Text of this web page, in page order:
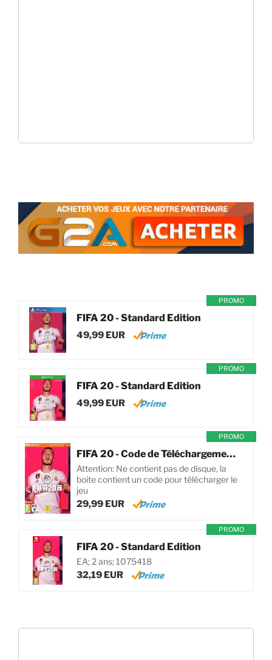
PROMO
FIFA 20 - Standard Edition
49,99 EUR
PROMO
FIFA 20 - Standard Edition
49,99 EUR
PROMO
FIFA 20 - Code de Téléchargement pour PC
Attention: Ne contient pas de disque, la
boite contient un code pour télécharger le
jeu
29,99 EUR
PROMO
FIFA 20 - Standard Edition
EA; 2 ans; 1075418
32,19 EUR